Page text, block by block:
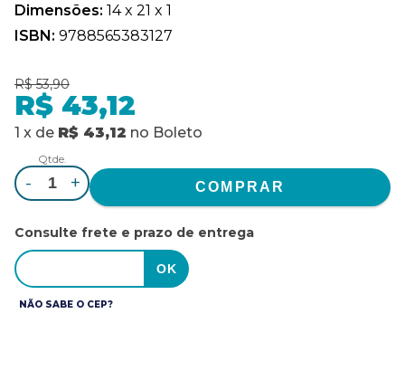
Dimensões: 14 x 21 x 1
ISBN: 9788565383127
R$ 53,90
R$ 43,12
1 x de R$ 43,12 no Boleto
Qtde.
- +
Consulte frete e prazo de entrega
NÃO SABE O CEP?